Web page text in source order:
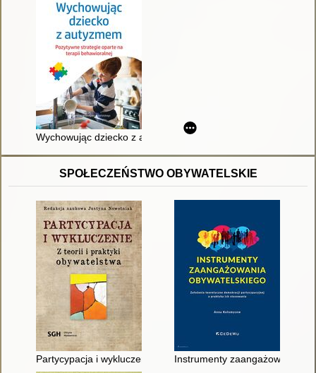
Wychowując dziecko z autyzmem : pozytywne strategie
SPOŁECZEŃSTWO OBYWATELSKIE
Partycypacja i wykluczenie : z teorii i praktyki obywatelstwa
Instrumenty zaangażowania